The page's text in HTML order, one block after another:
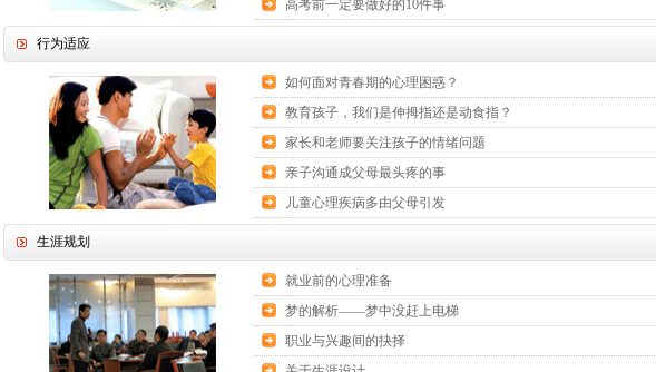
高考前一定要做好的10件事
行为适应
如何面对青春期的心理困惑？
教育孩子，我们是伸拇指还是动食指？
家长和老师要关注孩子的情绪问题
亲子沟通成父母最头疼的事
儿童心理疾病多由父母引发
生涯规划
就业前的心理准备
梦的解析——梦中没赶上电梯
职业与兴趣间的抉择